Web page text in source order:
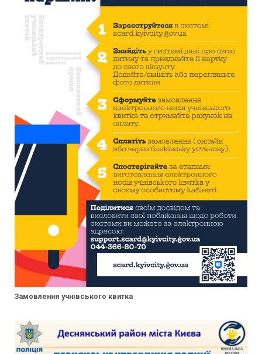
Замовлення учнівського квитка